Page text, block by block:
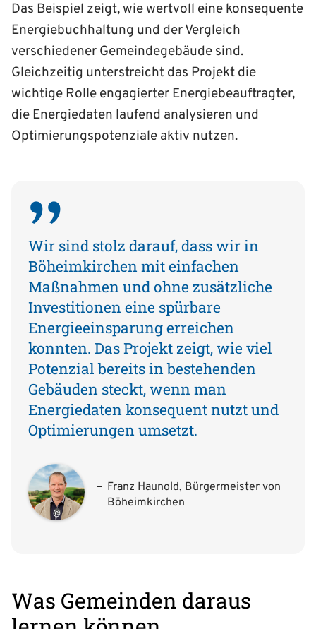
Das Beispiel zeigt, wie wertvoll eine konsequente
Energiebuchhaltung und der Vergleich
verschiedener Gemeindegebäude sind.
Gleichzeitig unterstreicht das Projekt die
wichtige Rolle engagierter Energiebeauftragter,
die Energiedaten laufend analysieren und
Optimierungspotenziale aktiv nutzen.
Wir sind stolz darauf, dass wir in
Böheimkirchen mit einfachen
Maßnahmen und ohne zusätzliche
Investitionen eine spürbare
Energieeinsparung erreichen
konnten. Das Projekt zeigt, wie viel
Potenzial bereits in bestehenden
Gebäuden steckt, wenn man
Energiedaten konsequent nutzt und
Optimierungen umsetzt.
©
Franz Haunold, Bürgermeister von
Böheimkirchen
Was Gemeinden daraus